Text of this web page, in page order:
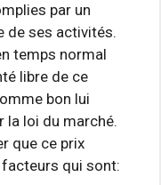
par un
de ses activités.
temps normal
libre de ce
bon lui
la loi du marché.
que ce prix
qui sont: